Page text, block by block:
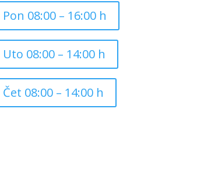
Pon 08:00 – 16:00 h
Uto 08:00 – 14:00 h
Čet 08:00 – 14:00 h